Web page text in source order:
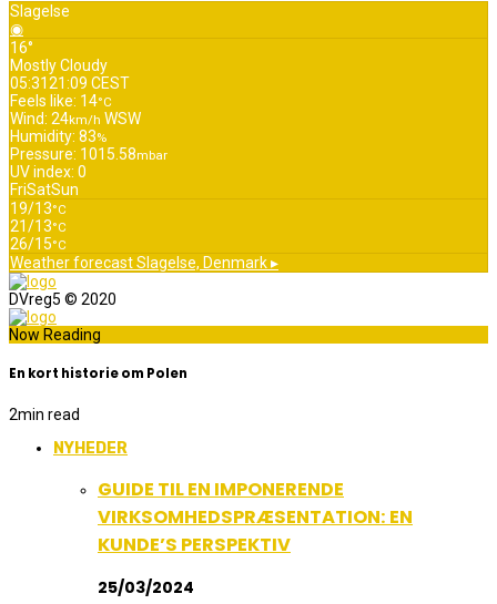
Slagelse
◉
16°
Mostly Cloudy
05:3121:09 CEST
Feels like: 14°C
Wind: 24km/h WSW
Humidity: 83%
Pressure: 1015.58mbar
UV index: 0
FriSatSun
19/13°C
21/13°C
26/15°C
Weather forecastSlagelse, Denmark ▸
DVreg5 © 2020
Now Reading
En kort historie om Polen
2min read
NYHEDER
GUIDE TIL EN IMPONERENDE
VIRKSOMHEDSPRÆSENTATION: EN
KUNDE’S PERSPEKTIV
25/03/2024